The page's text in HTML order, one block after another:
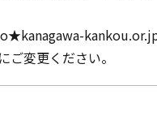
変更ください。